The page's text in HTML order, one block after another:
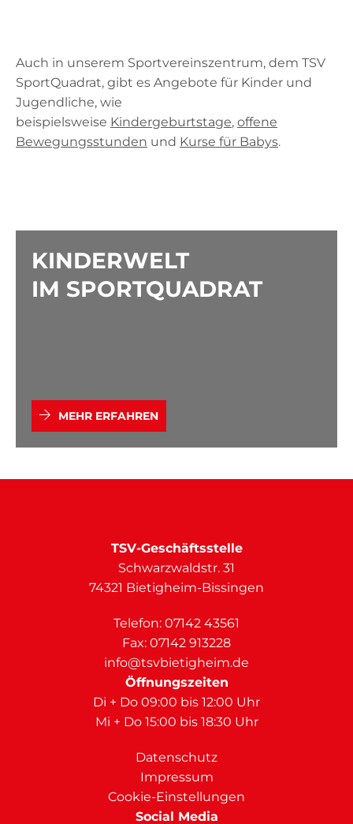
Auch in unserem Sportvereinszentrum, dem TSV
SportQuadrat, gibt es Angebote für Kinder und
Jugendliche, wie
beispielsweise Kindergeburtstage, offene
Bewegungsstunden und Kurse für Babys.
KINDERWELT
IM SPORTQUADRAT
MEHR ERFAHREN
TSV-Geschäftsstelle
Schwarzwaldstr. 31
74321 Bietigheim-Bissingen
Telefon: 07142 43561
Fax: 07142 913228
info@tsvbietigheim.de
Öffnungszeiten
Di + Do 09:00 bis 12:00 Uhr
Mi + Do 15:00 bis 18:30 Uhr
Datenschutz
Impressum
Cookie-Einstellungen
Social Media